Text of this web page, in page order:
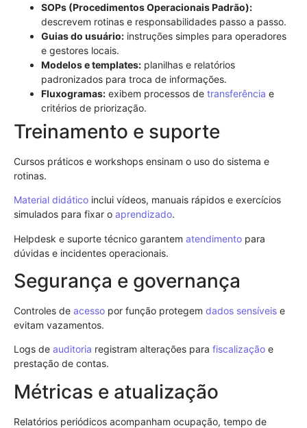
SOPs (Procedimentos Operacionais Padrão):
descrevem rotinas e responsabilidades passo a passo.
Guias do usuário: instruções simples para operadores
e gestores locais.
Modelos e templates: planilhas e relatórios
padronizados para troca de informações.
Fluxogramas: exibem processos de transferência e
critérios de priorização.
Treinamento e suporte
Cursos práticos e workshops ensinam o uso do sistema e
rotinas.
Material didático inclui vídeos, manuais rápidos e exercícios
simulados para fixar o aprendizado.
Helpdesk e suporte técnico garantem atendimento para
dúvidas e incidentes operacionais.
Segurança e governança
Controles de acesso por função protegem dados sensíveis e
evitam vazamentos.
Logs de auditoria registram alterações para fiscalização e
prestação de contas.
Métricas e atualização
Relatórios periódicos acompanham ocupação, tempo de